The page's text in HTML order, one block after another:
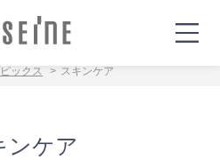
ックス スキンケア
ンケア